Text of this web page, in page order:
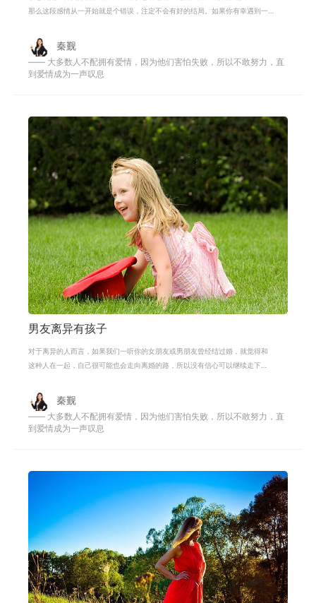
那么这段感情从一开始就是个错误，注定不会有好的结局。如果你有幸遇到一
秦觐
—— 大多数人不配拥有爱情，因为他们害怕失败，所以不敢努力，直
到爱情成为一声叹息
男友离异有孩子
对于离异的人而言，如果我们一听你的女朋友或男朋友曾经结过婚，就觉得和
这种人在一起，自己很可能也会走向离婚的路，所以没有信心可以继续走下
秦觐
—— 大多数人不配拥有爱情，因为他们害怕失败，所以不敢努力，直
到爱情成为一声叹息